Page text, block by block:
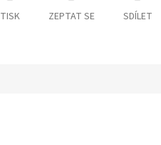
TISK ZEPTAT SE SDÍLET